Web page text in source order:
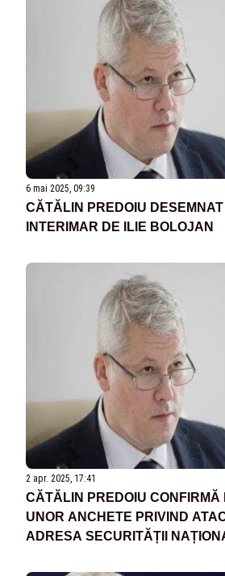
6 mai 2025, 09:39
CĂTĂLIN PREDOIU
INTERIMAR DE ILIE BOLOJAN
2 apr. 2025, 17:41
CĂTĂLIN PREDOIU CONFIRMĂ
UNOR ANCHETE PRIVIND
ADRESA SECURITĂȚII